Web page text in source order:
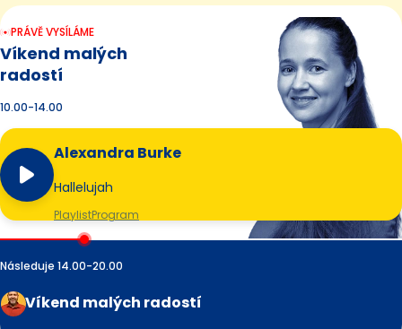
PRÁVĚ VYSÍLÁME
Víkend malých
radostí
10.00-14.00
Alexandra Burke
Hallelujah
PlaylistProgram
Následuje 14.00-20.00
Víkend malých radostí